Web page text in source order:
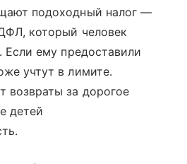
подоходный налог —
который человек
Если ему предоставили
учтут в лимите.
возвраты за дорогое
детей